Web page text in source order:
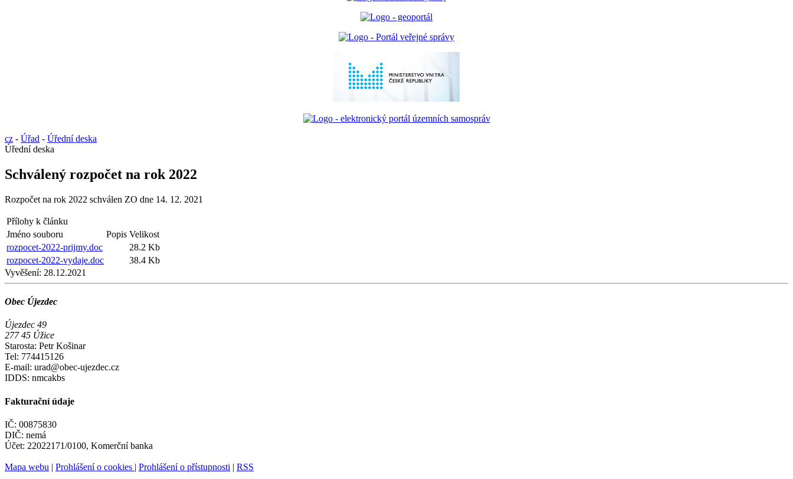
cz - Úřad - Úřední deska
Úřední deska
Schválený rozpočet na rok 2022
Rozpočet na rok 2022 schválen ZO dne 14. 12. 2021
Přílohy k článku
Jméno souboru
Popis Velikost
rozpocet-2022-prijmy.doc
28.2 Kb
rozpocet-2022-vydaje.doc
38.4 Kb
Vyvěšení: 28.12.2021
Obec Újezdec
Újezdec 49
277 45 Úžice
Starosta: Petr Košinar
Tel: 774415126
E-mail: urad@obec-ujezdec.cz
IDDS: nmcakbs
Fakturační údaje
IČ: 00875830
DIČ: nemá
Účet: 22022171/0100, Komerční banka
Mapa webu | Prohlášení o cookies | Prohlášení o přístupnosti | RSS